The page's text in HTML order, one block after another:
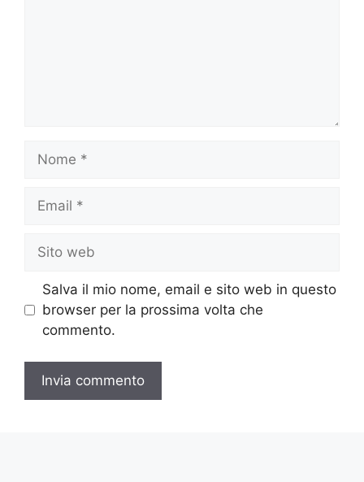
Nome
Email
Sito
web
Salva il mio nome, email e sito web in questo
browser per la prossima volta che
commento.